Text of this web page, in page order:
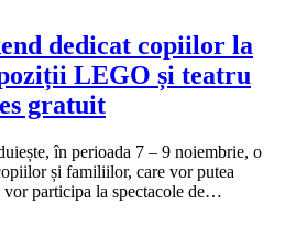
dedicat copiilor la
LEGO și teatru
gratuit
în perioada 7 – 9 noiembrie, o
și familiilor, care vor putea
participa la spectacole de…